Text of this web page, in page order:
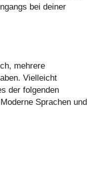
bei deiner
mehrere
Vielleicht
der folgenden
Sprachen und